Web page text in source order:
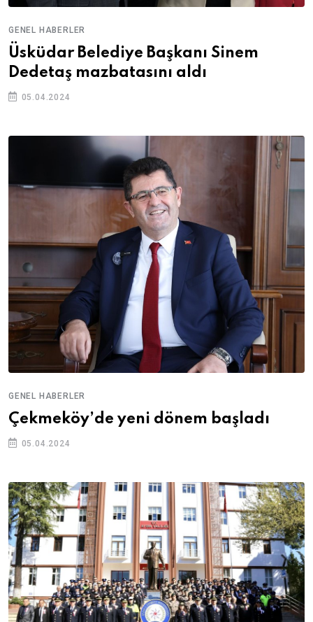
GENEL HABERLER
Üsküdar Belediye Başkanı Sinem
Dedetaş mazbatasını aldı
05.04.2024
GENEL HABERLER
Çekmeköy’de yeni dönem başladı
05.04.2024